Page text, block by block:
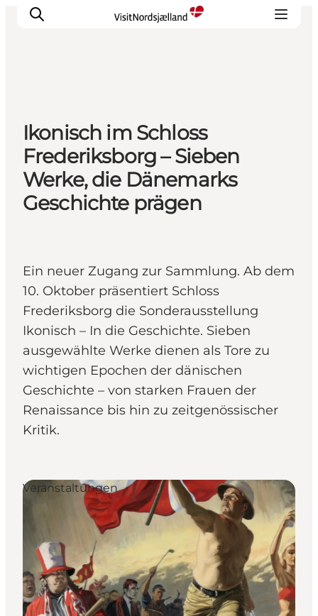
Highlights
Erlebnisse
Geschmack
Unterkünfte
Städte
Ikonisch im Schloss
Frederiksborg – Sieben
Werke, die Dänemarks
Geschichte prägen
Ein neuer Zugang zur Sammlung. Ab dem
10. Oktober präsentiert Schloss
Frederiksborg die Sonderausstellung
Ikonisch – In die Geschichte. Sieben
ausgewählte Werke dienen als Tore zu
wichtigen Epochen der dänischen
Geschichte – von starken Frauen der
Renaissance bis hin zu zeitgenössischer
Kritik.
Veranstaltungen